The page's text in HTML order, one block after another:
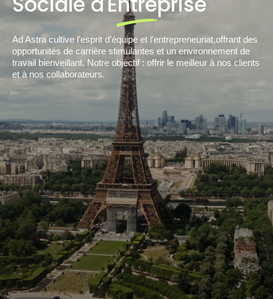
Ad Astra cultive l’esprit d’équipe et l’entrepreneuriat,offrant des
opportunités de carrière stimulantes et un environnement de
travail bienveillant. Notre objectif : offrir le meilleur à nos clients
et à nos collaborateurs.